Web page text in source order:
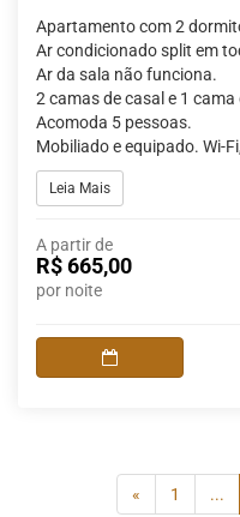
Apartamento com 2
Ar condicionado split em
Ar da sala não funciona.
2 camas de casal e 1 cama
Acomoda 5 pessoas.
Mobiliado e equipado. Wi-
Leia Mais
A partir de
R$ 665,00
por noite
« 1 ...